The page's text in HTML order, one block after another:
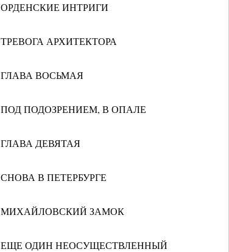
ОРДЕНСКИЕ ИНТРИГИ
ТРЕВОГА АРХИТЕКТОРА
ГЛАВА ВОСЬМАЯ
ПОД ПОДОЗРЕНИЕМ, В ОПАЛЕ
ГЛАВА ДЕВЯТАЯ
СНОВА В ПЕТЕРБУРГЕ
МИХАЙЛОВСКИЙ ЗАМОК
ЕЩЕ ОДИН НЕОСУЩЕСТВЛЕННЫЙ